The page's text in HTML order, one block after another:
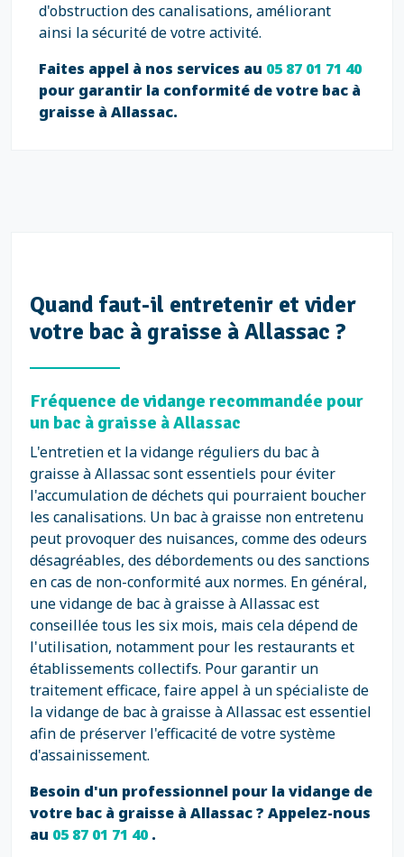
d'obstruction des canalisations, améliorant
ainsi la sécurité de votre activité.
Faites appel à nos services au 05 87 01 71 40
pour garantir la conformité de votre bac à
graisse à Allassac.
Quand faut-il entretenir et vider
votre bac à graisse à Allassac ?
Fréquence de vidange recommandée pour
un bac à graisse à Allassac
L'entretien et la vidange réguliers du bac à
graisse à Allassac sont essentiels pour éviter
l'accumulation de déchets qui pourraient boucher
les canalisations. Un bac à graisse non entretenu
peut provoquer des nuisances, comme des odeurs
désagréables, des débordements ou des sanctions
en cas de non-conformité aux normes. En général,
une vidange de bac à graisse à Allassac est
conseillée tous les six mois, mais cela dépend de
l'utilisation, notamment pour les restaurants et
établissements collectifs. Pour garantir un
traitement efficace, faire appel à un spécialiste de
la vidange de bac à graisse à Allassac est essentiel
afin de préserver l'efficacité de votre système
d'assainissement.
Besoin d'un professionnel pour la vidange de
votre bac à graisse à Allassac ? Appelez-nous
au 05 87 01 71 40.